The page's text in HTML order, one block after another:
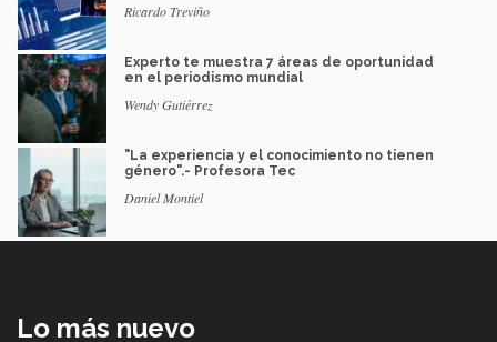
Ricardo Treviño
Experto te muestra 7 áreas de oportunidad
en el periodismo mundial
Wendy Gutiérrez
"La experiencia y el conocimiento no tienen
género".- Profesora Tec
Daniel Montiel
Lo más nuevo